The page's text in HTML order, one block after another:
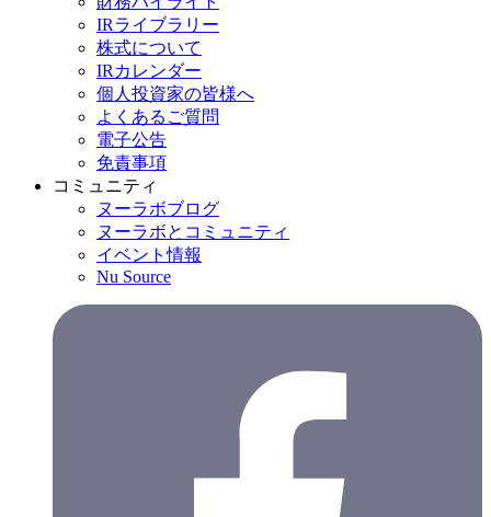
IRライブラリー
株式について
IRカレンダー
個人投資家の皆様へ
よくあるご質問
電子公告
免責事項
コミュニティ
ヌーラボブログ
ヌーラボとコミュニティ
イベント情報
Nu Source